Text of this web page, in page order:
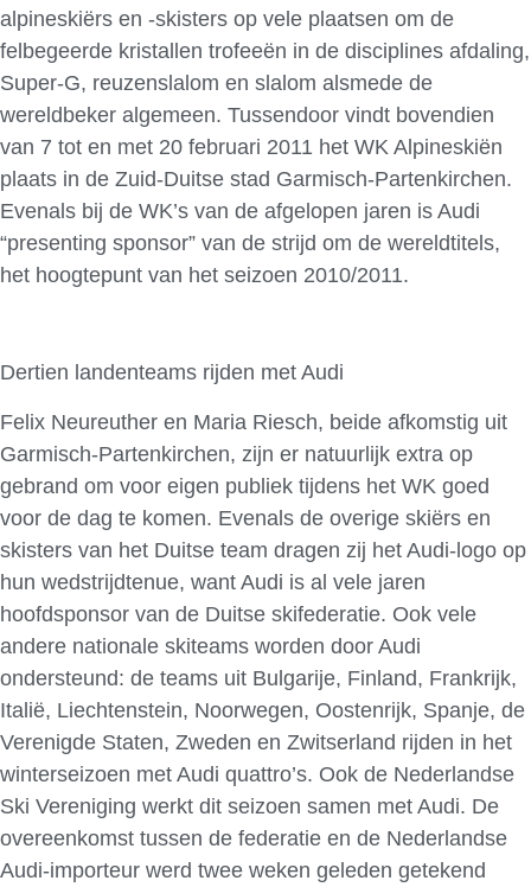
alpineskiërs en -skisters op vele plaatsen om de
felbegeerde kristallen trofeeën in de disciplines afdaling,
Super-G, reuzenslalom en slalom alsmede de
wereldbeker algemeen. Tussendoor vindt bovendien
van 7 tot en met 20 februari 2011 het WK Alpineskiën
plaats in de Zuid-Duitse stad Garmisch-Partenkirchen.
Evenals bij de WK’s van de afgelopen jaren is Audi
“presenting sponsor” van de strijd om de wereldtitels,
het hoogtepunt van het seizoen 2010/2011.
Dertien landenteams rijden met Audi
Felix Neureuther en Maria Riesch, beide afkomstig uit
Garmisch-Partenkirchen, zijn er natuurlijk extra op
gebrand om voor eigen publiek tijdens het WK goed
voor de dag te komen. Evenals de overige skiërs en
skisters van het Duitse team dragen zij het Audi-logo op
hun wedstrijdtenue, want Audi is al vele jaren
hoofdsponsor van de Duitse skifederatie. Ook vele
andere nationale skiteams worden door Audi
ondersteund: de teams uit Bulgarije, Finland, Frankrijk,
Italië, Liechtenstein, Noorwegen, Oostenrijk, Spanje, de
Verenigde Staten, Zweden en Zwitserland rijden in het
winterseizoen met Audi quattro’s. Ook de Nederlandse
Ski Vereniging werkt dit seizoen samen met Audi. De
overeenkomst tussen de federatie en de Nederlandse
Audi-importeur werd twee weken geleden getekend